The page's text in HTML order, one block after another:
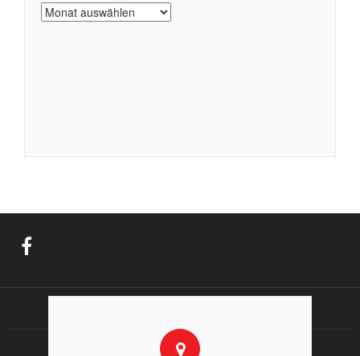
Archiv